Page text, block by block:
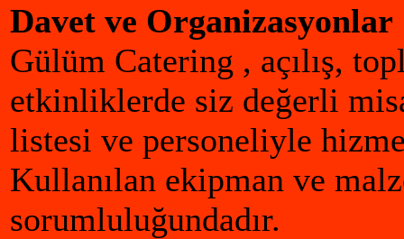
Davet ve Organizasyonlar
Gülüm Catering , açılış,
etkinliklerde siz değerli
listesi ve personeliyle
Kullanılan ekipman ve
sorumluluğundadır.